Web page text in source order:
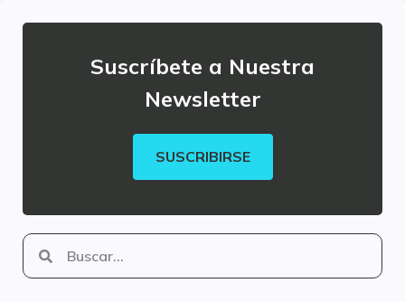
Suscríbete a Nuestra
Newsletter
SUSCRIBIRSE